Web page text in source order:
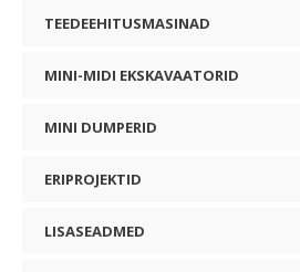
TEEDEEHITUSMASINAD
MINI-MIDI EKSKAVAATORID
MINI DUMPERID
ERIPROJEKTID
LISASEADMED